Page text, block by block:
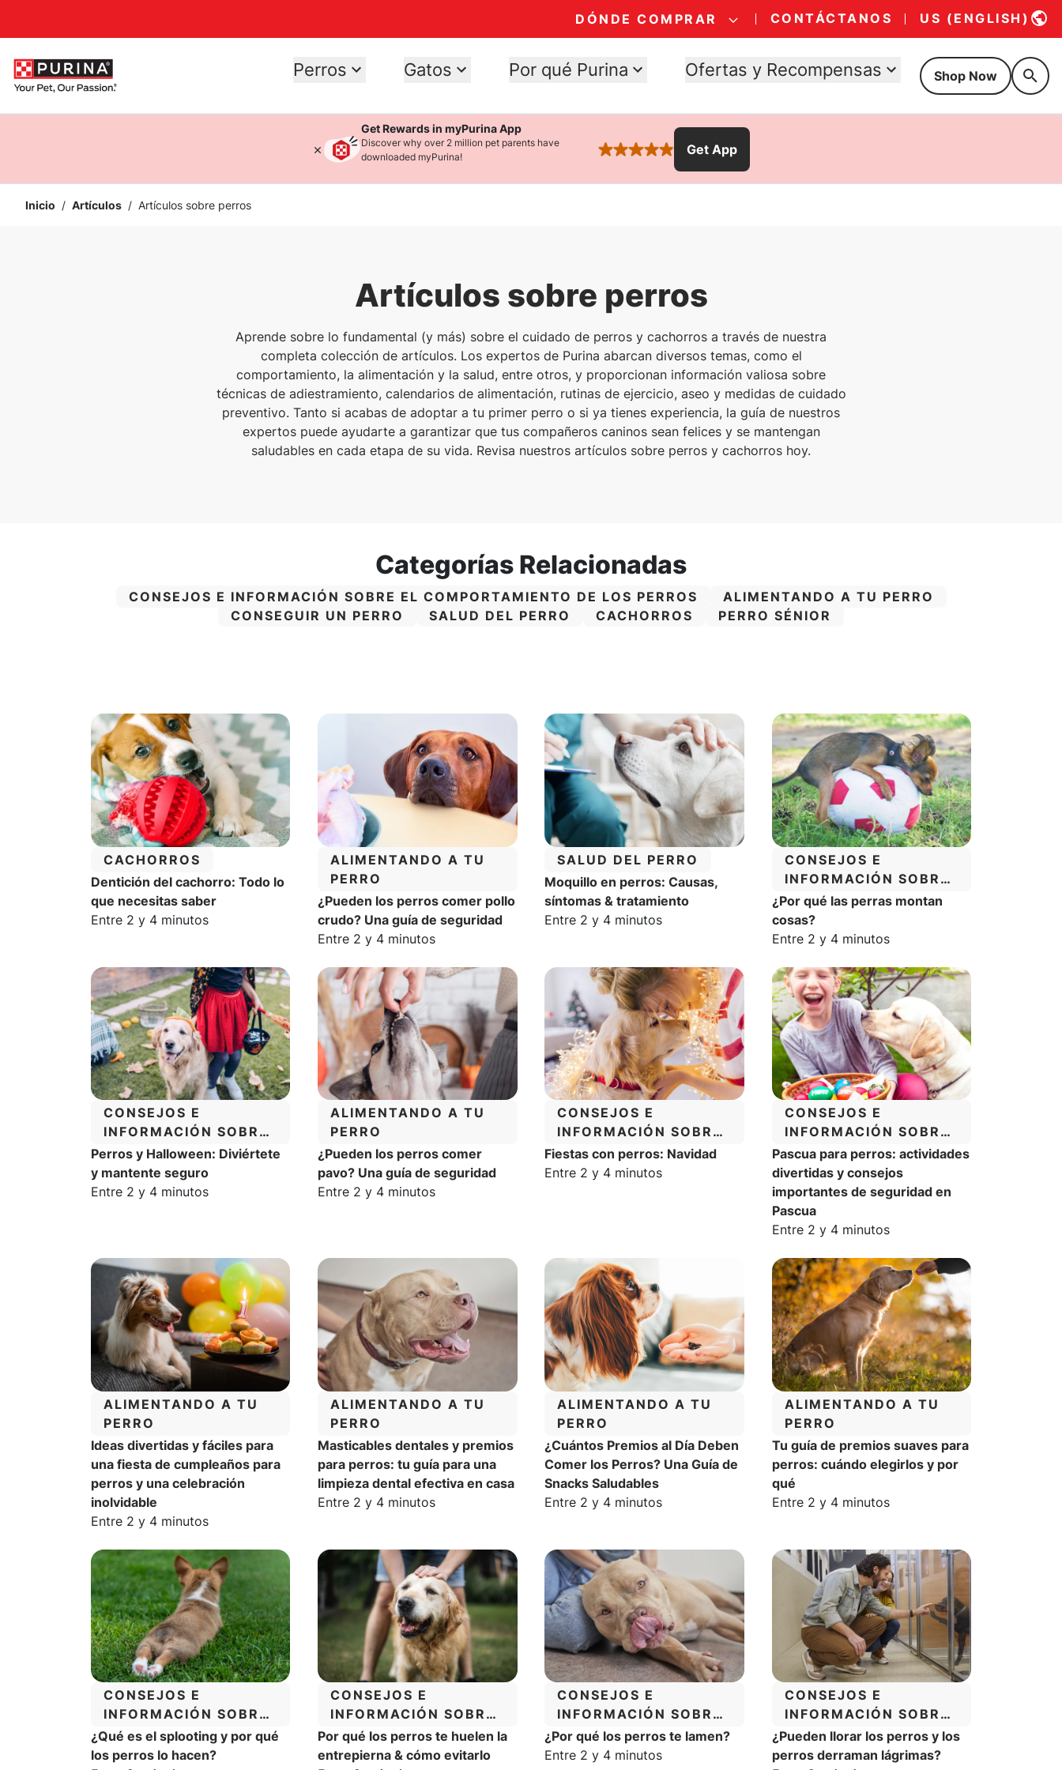
DÓNDE COMPRAR CONTÁCTANOS US (ENGLISH)
Perros Gatos Por qué Purina Ofertas y Recompensas Shop Now
Get Rewards in myPurina App
Discover why over 2 million pet parents have
downloaded myPurina!
rated 4.9 stars
Get App
Inicio / Artículos / Artículos sobre perros
Artículos sobre perros
Aprende sobre lo fundamental (y más) sobre el cuidado de perros y cachorros a través de nuestra
completa colección de artículos. Los expertos de Purina abarcan diversos temas, como el
comportamiento, la alimentación y la salud, entre otros, y proporcionan información valiosa sobre
técnicas de adiestramiento, calendarios de alimentación, rutinas de ejercicio, aseo y medidas de cuidado
preventivo. Tanto si acabas de adoptar a tu primer perro o si ya tienes experiencia, la guía de nuestros
expertos puede ayudarte a garantizar que tus compañeros caninos sean felices y se mantengan
saludables en cada etapa de su vida. Revisa nuestros artículos sobre perros y cachorros hoy.
Categorías Relacionadas
CATEGORÍA:
CONSEJOS E INFORMACIÓN SOBRE EL COMPORTAMIENTO DE LOS PERROS CATEGORÍA:
ALIMENTANDO A TU PERRO
CATEGORÍA:
CONSEGUIR UN PERRO CATEGORÍA:
SALUD DEL PERRO CATEGORÍA:
CACHORROS CATEGORÍA:
PERRO SÉNIOR
CATEGORÍA:
CACHORROS
Dentición del cachorro: Todo lo
que necesitas saber
Tiempo estimado de lectura:
Entre 2 y 4 minutos
CATEGORÍA:
ALIMENTANDO A TU
PERRO
¿Pueden los perros comer pollo
crudo? Una guía de seguridad
Tiempo estimado de lectura:
Entre 2 y 4 minutos
CATEGORÍA:
SALUD DEL PERRO
Moquillo en perros: Causas,
síntomas & tratamiento
Tiempo estimado de lectura:
Entre 2 y 4 minutos
CATEGORÍA:
CONSEJOS E
INFORMACIÓN SOBRE
EL COMPORTAMIENTO
DE LOS PERROS
¿Por qué las perras montan
cosas?
Tiempo estimado de lectura:
Entre 2 y 4 minutos
CATEGORÍA:
CONSEJOS E
INFORMACIÓN SOBRE
EL COMPORTAMIENTO
DE LOS PERROS
Perros y Halloween: Diviértete
y mantente seguro
Tiempo estimado de lectura:
Entre 2 y 4 minutos
CATEGORÍA:
ALIMENTANDO A TU
PERRO
¿Pueden los perros comer
pavo? Una guía de seguridad
Tiempo estimado de lectura:
Entre 2 y 4 minutos
CATEGORÍA:
CONSEJOS E
INFORMACIÓN SOBRE
EL COMPORTAMIENTO
DE LOS PERROS
Fiestas con perros: Navidad
Tiempo estimado de lectura:
Entre 2 y 4 minutos
CATEGORÍA:
CONSEJOS E
INFORMACIÓN SOBRE
EL COMPORTAMIENTO
DE LOS PERROS
Pascua para perros: actividades
divertidas y consejos
importantes de seguridad en
Pascua
Tiempo estimado de lectura:
Entre 2 y 4 minutos
CATEGORÍA:
ALIMENTANDO A TU
PERRO
Ideas divertidas y fáciles para
una fiesta de cumpleaños para
perros y una celebración
inolvidable
Tiempo estimado de lectura:
Entre 2 y 4 minutos
CATEGORÍA:
ALIMENTANDO A TU
PERRO
Masticables dentales y premios
para perros: tu guía para una
limpieza dental efectiva en casa
Tiempo estimado de lectura:
Entre 2 y 4 minutos
CATEGORÍA:
ALIMENTANDO A TU
PERRO
¿Cuántos Premios al Día Deben
Comer los Perros? Una Guía de
Snacks Saludables
Tiempo estimado de lectura:
Entre 2 y 4 minutos
CATEGORÍA:
ALIMENTANDO A TU
PERRO
Tu guía de premios suaves para
perros: cuándo elegirlos y por
qué
Tiempo estimado de lectura:
Entre 2 y 4 minutos
CATEGORÍA:
CONSEJOS E
INFORMACIÓN SOBRE
EL COMPORTAMIENTO
DE LOS PERROS
¿Qué es el splooting y por qué
los perros lo hacen?
CATEGORÍA:
CONSEJOS E
INFORMACIÓN SOBRE
EL COMPORTAMIENTO
DE LOS PERROS
Por qué los perros te huelen la
entrepierna & cómo evitarlo
CATEGORÍA:
CONSEJOS E
INFORMACIÓN SOBRE
EL COMPORTAMIENTO
DE LOS PERROS
¿Por qué los perros te lamen?
Tiempo estimado de lectura:
Entre 2 y 4 minutos
CATEGORÍA:
CONSEJOS E
INFORMACIÓN SOBRE
EL COMPORTAMIENTO
DE LOS PERROS
¿Pueden llorar los perros y los
perros derraman lágrimas?